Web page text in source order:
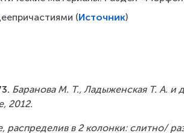
(Источник)
Баранова М. Т., Ладыженская Т. А. и
2012.
распределив в 2 колонки: слитно/